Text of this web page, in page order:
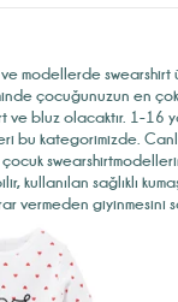
modellerde
çocuğunuzun en
ve bluz olacaktır. 1-16
bu kategorimizde.
çocuk
kullanılan sağlıklı
vermeden giyinmesini